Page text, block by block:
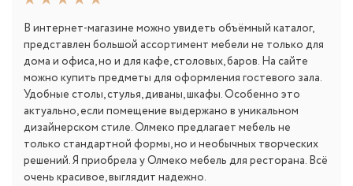
В интернет-магазине можно увидеть объёмный каталог,
представлен большой ассортимент мебели не только для
дома и офиса, но и для кафе, столовых, баров. На сайте
можно купить предметы для оформления гостевого зала.
Удобные столы, стулья, диваны, шкафы. Особенно это
актуально, если помещение выдержано в уникальном
дизайнерском стиле. Олмеко предлагает мебель не
только стандартной формы, но и необычных творческих
решений. Я приобрела у Олмеко мебель для ресторана. Всё
очень красивое, выглядит надежно.